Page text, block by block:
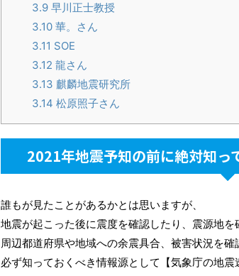
3.9早川正士教授
3.10華。さん
3.11 SOE
3.12 龍さん
3.13 麒麟地震研究所
3.14 松原照子さん
2021年地震予知の前に絶対知っ
誰もが見たことがあるかとは思いますが、
地震が起こった後に震度を確認したり、震源地を
周辺都道府県や地域への余震具合、被害状況を確
必ず知っておくべき情報源として【気象庁の地震